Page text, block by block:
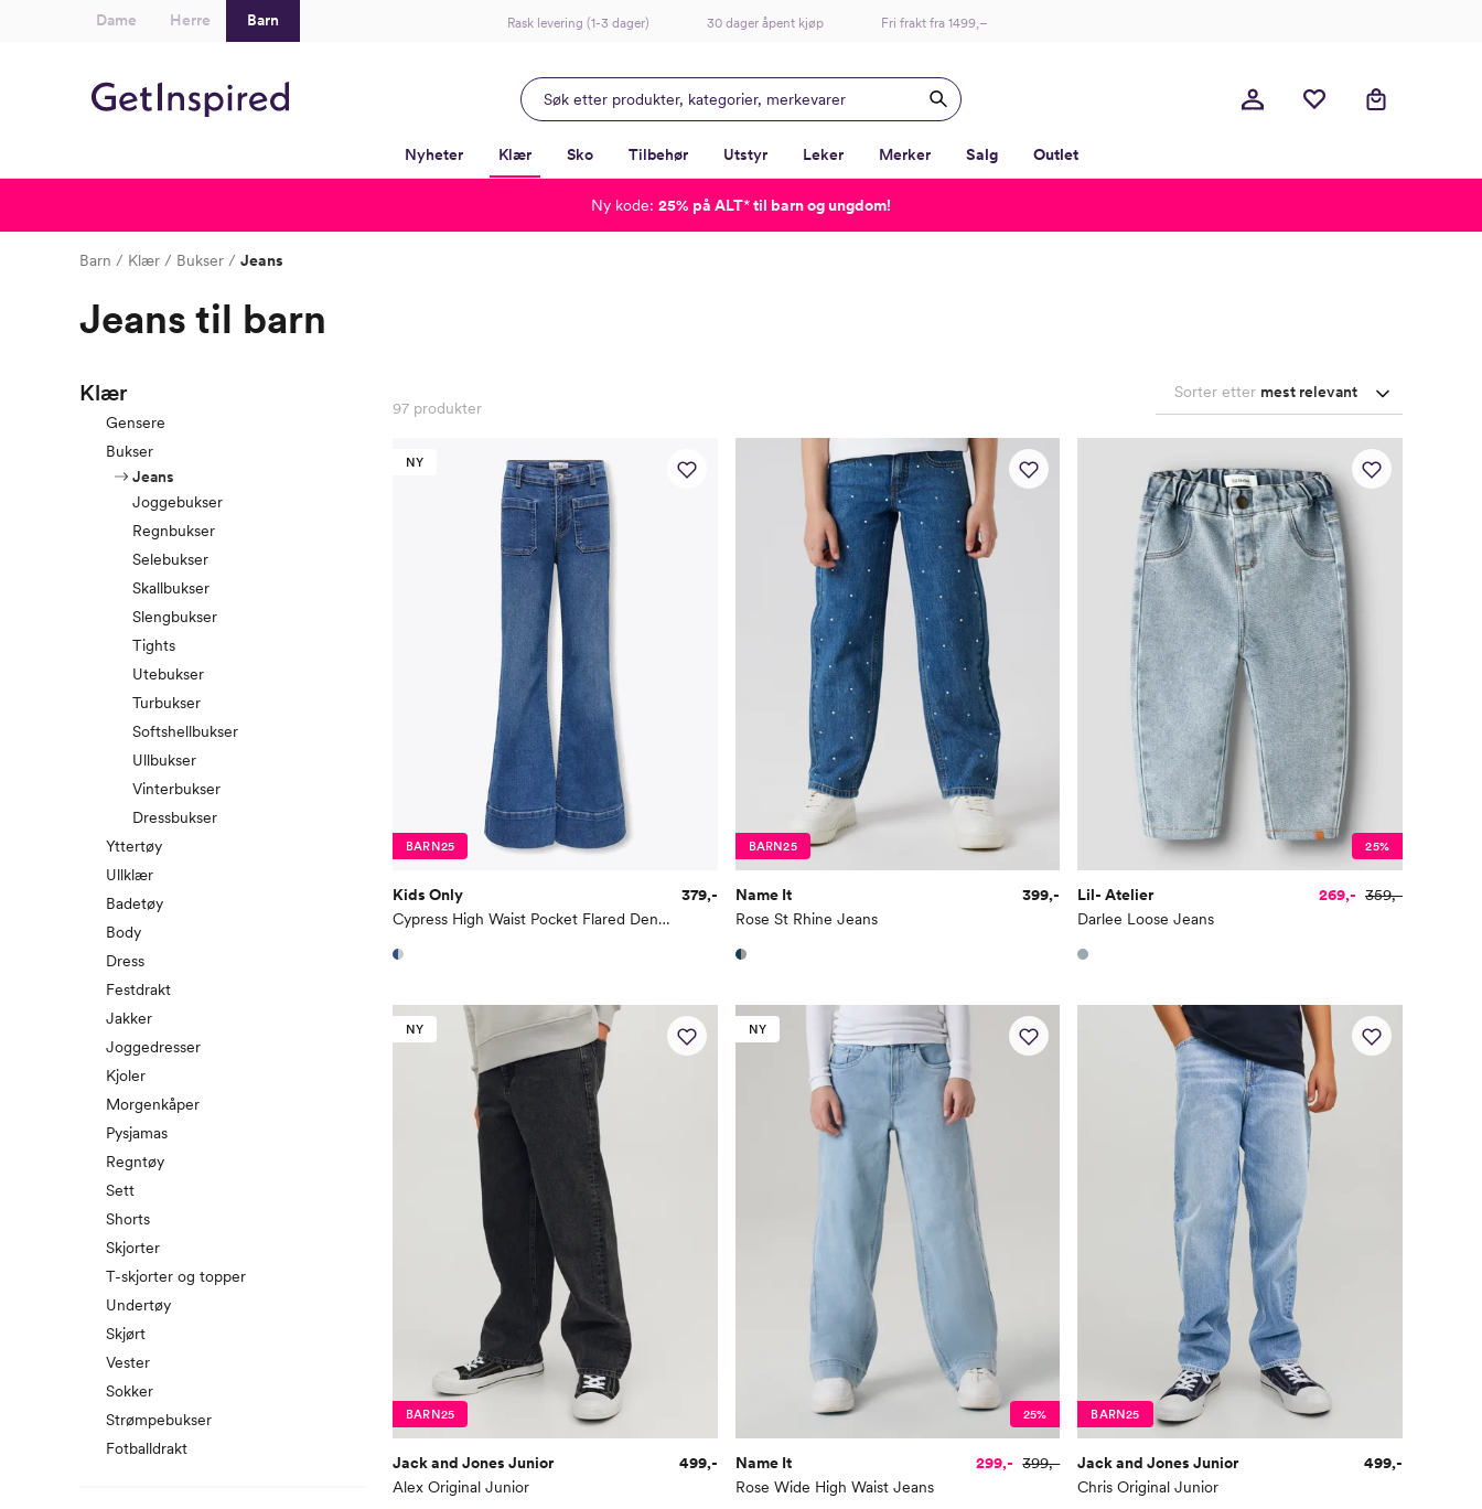
Dame Herre Barn Rask levering (1-3 dager) 30 dager åpent kjøp Fri frakt fra 1499,–
Nyheter Klær Sko Tilbehør Utstyr Leker Merker Salg Outlet
Barn Klær Bukser Jeans
Jeans til barn
Klær
Gensere
Bukser
Jeans
Joggebukser
Regnbukser
Selebukser
Skallbukser
Slengbukser
Tights
Utebukser
Turbukser
Softshellbukser
Ullbukser
Vinterbukser
Dressbukser
Yttertøy
Ullklær
Badetøy
Body
Dress
Festdrakt
Jakker
Joggedresser
Kjoler
Morgenkåper
Pysjamas
Regntøy
Sett
Shorts
Skjorter
T-skjorter og topper
Undertøy
Skjørt
Vester
Sokker
Strømpebukser
Fotballdrakt
97 produkter
Sorter etter mest relevant
NY
BARN25
Kids Only
Cypress High Waist Pocket Flared Denim
379,-
BARN25
Name It
Rose St Rhine Jeans
399,-
25%
Lil- Atelier
Darlee Loose Jeans
269,- 359,-
NY
BARN25
Jack and Jones Junior
Alex Original Junior
499,-
NY
25%
Name It
Rose Wide High Waist Jeans
299,- 399,-
BARN25
Jack and Jones Junior
Chris Original Junior
499,-
Ny kode: 25% på ALT*til barn og ungdom!
-
-
-
-